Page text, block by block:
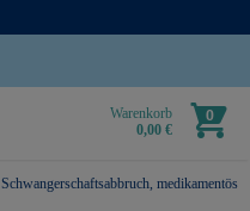
Warenkorb
0,00 €
0
Schwangerschaftsabbruch, medikamentös